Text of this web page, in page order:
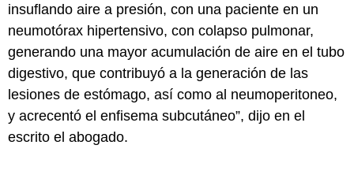
insuflando aire a presión, con una paciente en un
neumotórax hipertensivo, con colapso pulmonar,
generando una mayor acumulación de aire en el tubo
digestivo, que contribuyó a la generación de las
lesiones de estómago, así como al neumoperitoneo,
y acrecentó el enfisema subcutáneo”, dijo en el
escrito el abogado.